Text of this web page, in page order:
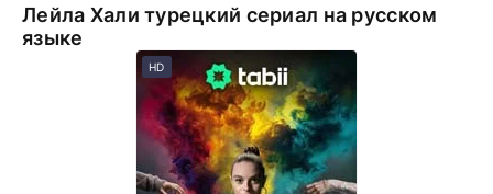
Лейла Хали турецкий сериал на русском
языке
HD